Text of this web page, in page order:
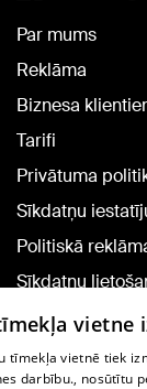
Par mums
Reklāma
Biznesa
Tarifi
Privātuma
Sīkdatņu
Politiskā
Sīkdatņu
noteikumi
Komentāru
vietne
tīmekļa vietnē tiek
darbību., nosūtītu